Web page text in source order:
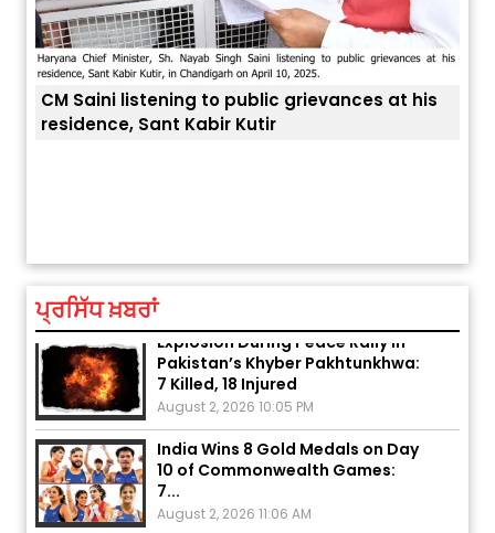
CM Saini listening to public grievances at his
residence, Sant Kabir Kutir
ਪ੍ਰਸਿੱਧ ਖ਼ਬਰਾਂ
August 5, 2026 6:23 AM
Explosion During Peace Rally in
Pakistan’s Khyber Pakhtunkhwa:
7 Killed, 18 Injured
August 2, 2026 10:05 PM
India Wins 8 Gold Medals on Day
10 of Commonwealth Games:
7...
August 2, 2026 11:06 AM